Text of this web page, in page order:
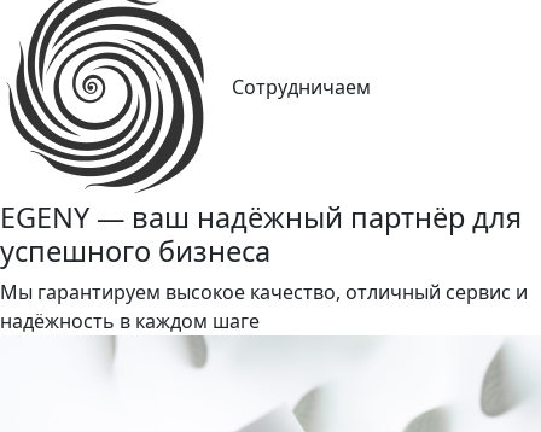
Сотрудничаем
EGENY — ваш надёжный партнёр для
успешного бизнеса
Мы гарантируем высокое качество, отличный сервис и
надёжность в каждом шаге